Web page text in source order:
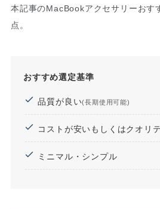
本記事のMacBookアクセサリーおす
点。
おすすめ選定基準
品質が良い(長期使用可能)
コストが安いもしくはクオリ
ミニマル・シンプル